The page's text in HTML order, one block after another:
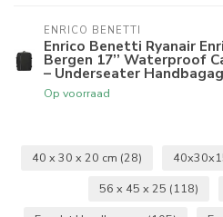
ENRICO BENETTI
Enrico Benetti Ryanair
Bergen 17’’ Waterproof
– Underseater
Op voorraad
40 x 30 x 20 cm (28)
56 x 45 x 25 (118)